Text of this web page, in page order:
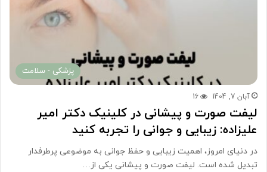
پزشکی - سلامت
آبان 7, 1404 16
لیفت صورت و پیشانی در کلینیک دکتر امیر
علیزاده: زیبایی و جوانی را تجربه کنید
در دنیای امروز، اهمیت زیبایی و حفظ جوانی به موضوعی پرطرفدار
تبدیل شده است. لیفت صورت و پیشانی یکی از…